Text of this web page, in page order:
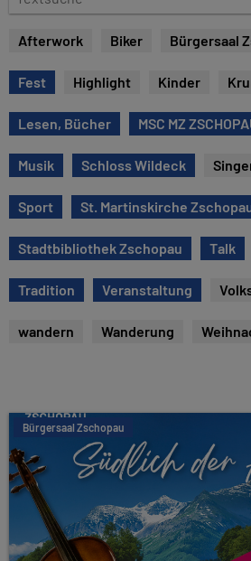
e
s
u
c
e
Afterwork Biker Bürgersaal
Fest Highlight Kinder
Lesen, Bücher MSC MZ
Musik Schloss Wildeck
Sport St. Martinskirche
Stadtbibliothek Zschopau Talk
Tradition Veranstaltung
wandern Wanderung
Bürgersaal Zschopau